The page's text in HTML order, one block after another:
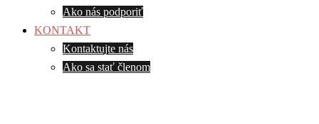
Ako nás podporiť
KONTAKT
Kontaktujte nás
Ako sa stať členom